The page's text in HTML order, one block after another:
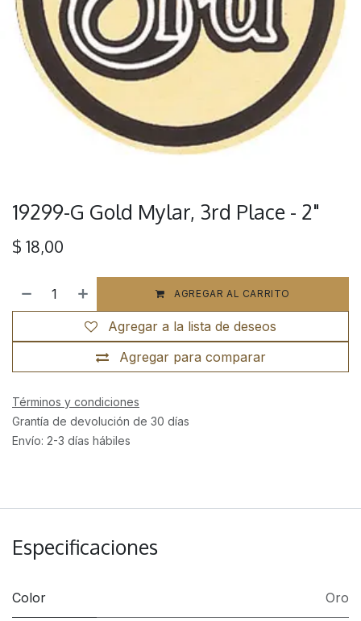
19299-G Gold Mylar, 3rd Place - 2"
$ 18,00
AGREGAR AL CARRITO
Agregar para comparar
Agregar a la lista de deseos
Términos y condiciones
Grantía de devolución de 30 días
Envío: 2-3 días hábiles
Especificaciones
Color Oro